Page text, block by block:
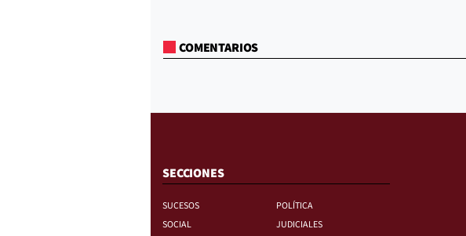
COMENTARIOS
SECCIONES
SUCESOS
POLÍTICA
SOCIAL
JUDICIALES